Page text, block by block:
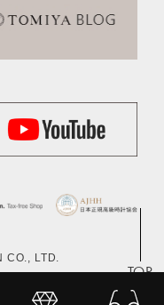
TOP
CO., LTD.